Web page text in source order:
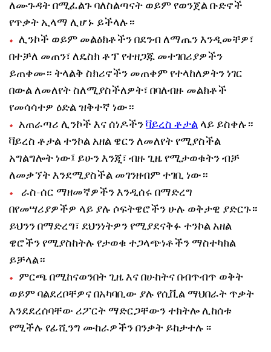
ለሙጉዳት በሚፈልጉ ባለስልጣናት ወይም የወንጀል ቡድኖች
የጥቃት ኢላማ ሊሆኑ ይችላሉ።
ሊንኮች ወይም መልዕክቶችን በደንብ ለማጤን እንዲመቸዎ፣
በተቻለ መጠን፣ ለዴስክ ቶፕ የተዘጋጁ መተገበሪያዎችን
ይጠቀሙ። ትላልቅ ስክሪኖችን መጠቀም የተላከለዎትን ነገር
በውል ለመለየት ስለሚያስችለዎት፣ በባለብዙ መልክቶች
የመሳሳተዎ ዕድል ዝቅተኛ ነው።
አጠራጣሪ ሊንኮች እና ሰነዶችንቫይረስ ቶታልላይ ይስቀሉ።
ቫይረስ ቶታል ተንኮል አዘል ዌርን ለመለየት የሚያስችል
አግልግሎት ነው፤ ይሁን እንጂ፣ ብዙ ጊዜ የሚታወቁትን ብቻ
ለመቃኘት እንደሚያስችል መገንዘብም ተገቢ ነው።
ራስ-ሰር ማዘመኛዎችን እንዲሰሩ በማድረግ
በየመሣሪያዎችዎ ላይ ያሉ ሶፍትዌሮችን ሁሉ ወቅታዊ ያድርጉ።
ይህንን በማድረግ፣ ደህንነትዎን የሚያደናቅፉ ተንኮል አዘል
ዌሮችን የሚያስከትሉ የታወቁ ተጋላጭነቶችን ማስተካክል
ይቻላል።
ምርጫ በሚከናወንበት ጊዜ እና በሁከትና በብጥብጥ ወቅት
ወይም ባልደረቦቸዎና በአካባቢው ያሉ የሲቪል ማህበራት ጥቃት
እንደደረሰባቸው ሪፖርት ማድርጋቸውን ተክትሎ ሊከሰቱ
የሚችሉ የፊሺንግ ሙከራዎችን በንቃት ይከታተሉ ፡፡